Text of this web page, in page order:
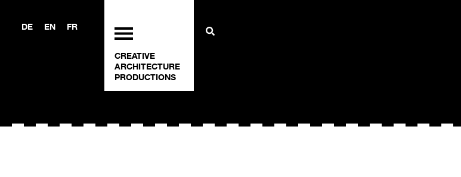
DE EN FR
CREATIVE
ARCHITECTURE
PRODUCTIONS